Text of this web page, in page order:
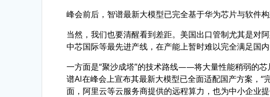
峰会前后，智谱最新大模型已完全基于华为芯片与软件
当然，我们也要清醒看到差距。美国出口管制尤其是对
中芯国际等最先进产线，在产能上暂时难以完全满足国
一方面是“聚沙成塔”的技术路线——将大量性能稍弱的
谱AI在峰会上宣布其最新大模型已全面适配国产方案，
面，阿里云等云服务商提供的远程算力，也为中小企业提